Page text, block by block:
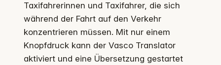
Taxifahrerinnen und Taxifahrer, die sich
während der Fahrt auf den Verkehr
konzentrieren müssen. Mit nur einem
Knopfdruck kann der Vasco Translator
aktiviert und eine Übersetzung gestartet